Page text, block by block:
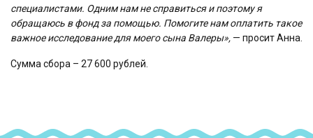
специалистами. Одним нам не справиться и поэтому я
обращаюсь в фонд за помощью. Помогите нам оплатить такое
важное исследование для моего сына Валеры», — просит Анна.
Сумма сбора – 27 600 рублей.